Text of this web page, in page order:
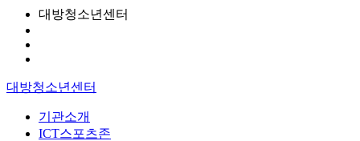
대방청소년센터
대방청소년센터
기관소개
ICT스포츠존